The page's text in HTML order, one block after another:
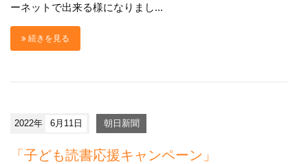
ーネットで出来る様になりまし...
続きを見る
2022年 6月11日 朝日新聞
「子ども読書応援キャンペーン」